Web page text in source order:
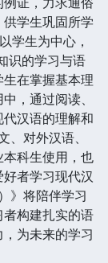
学生巩固所学
学生为中心，
识的学习与语
在掌握基本理
，通过阅读、
汉语的理解和
对外汉语、
科生使用，也
者学习现代汉
》将陪伴学习
构建扎实的语
为未来的学习